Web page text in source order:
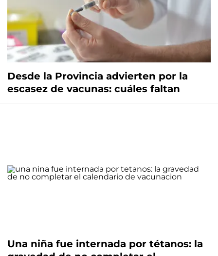
Desde la Provincia advierten por la
escasez de vacunas: cuáles faltan
Una niña fue internada por tétanos: la